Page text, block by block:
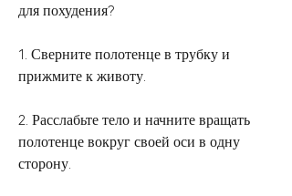
для похудения?
1. Сверните полотенце в трубку и
прижмите к животу.
2. Расслабьте тело и начните вращать
полотенце вокруг своей оси в одну
сторону.